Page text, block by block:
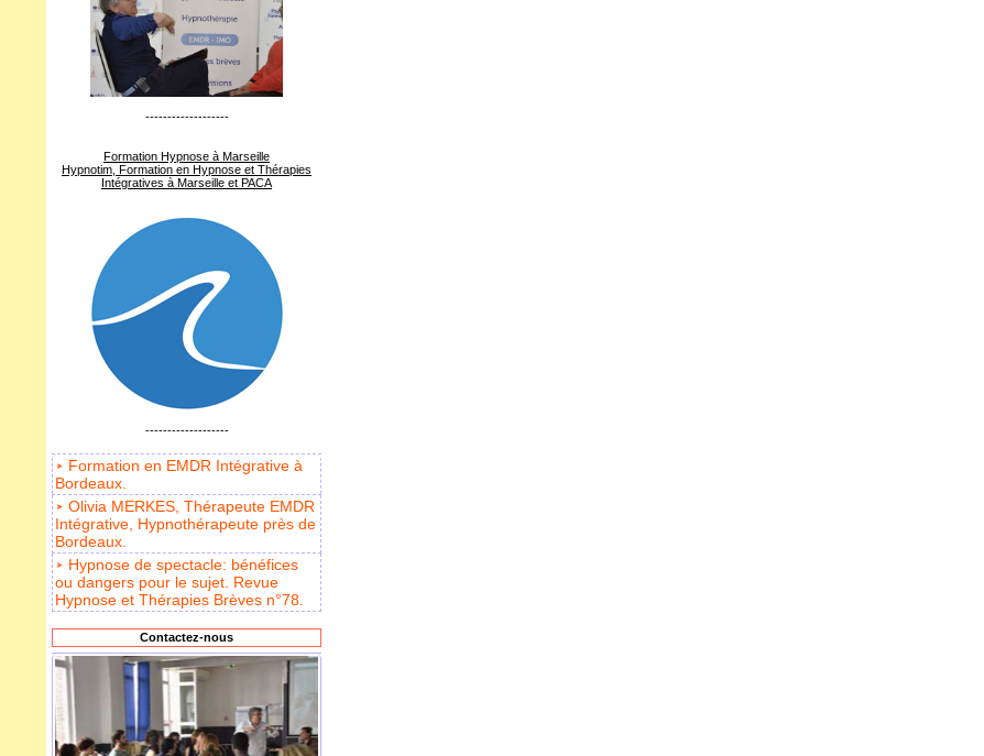
-------------------
Formation Hypnose à Marseille
Hypnotim, Formation en Hypnose et Thérapies
Intégratives à Marseille et PACA
-------------------
Formation en EMDR Intégrative à
Bordeaux.
Olivia MERKES, Thérapeute EMDR
Intégrative, Hypnothérapeute près de
Bordeaux.
Hypnose de spectacle: bénéfices
ou dangers pour le sujet. Revue
Hypnose et Thérapies Brèves n°78.
Contactez-nous